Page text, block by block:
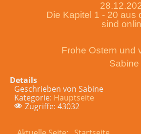
Die Kapitel 1 - 20 aus
sind
Frohe Ostern und
Sabine
Details
Geschrieben von Sabine
Kategorie: Hauptseite
Zugriffe: 43032